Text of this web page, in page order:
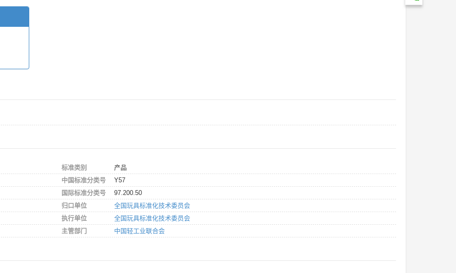
标准类别
产品
中国标准分类号
Y57
国际标准分类号
97.200.50
归口单位
全国玩具标准化技术委员会
执行单位
全国玩具标准化技术委员会
主管部门
中国轻工业联合会